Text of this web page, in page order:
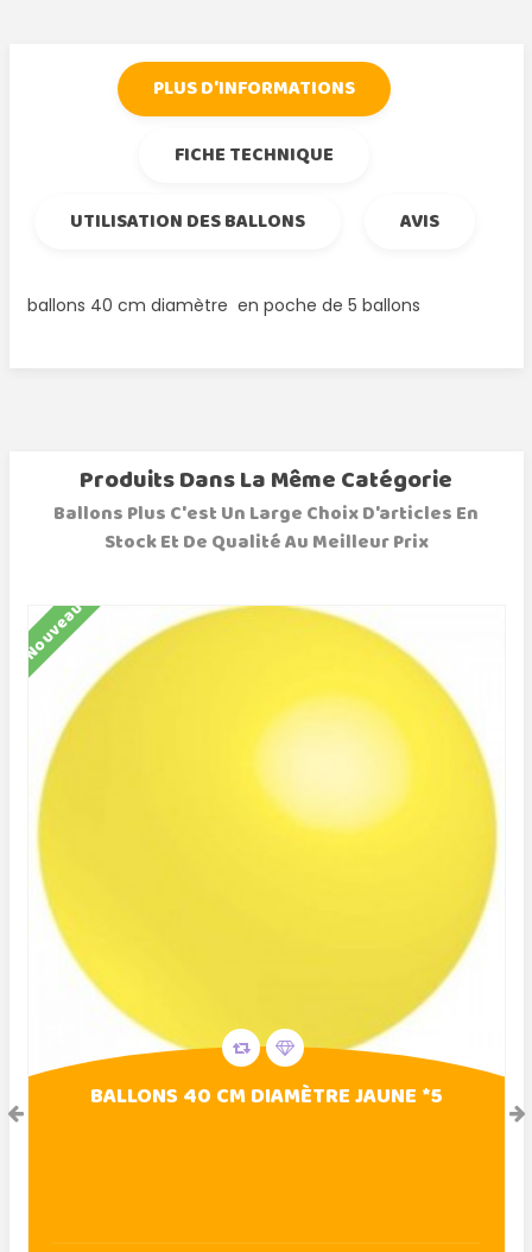
PLUS D'INFORMATIONS
FICHE TECHNIQUE
UTILISATION DES BALLONS
AVIS
ballons 40 cm diamètre en poche de 5 ballons
Produits Dans La Même Catégorie
Ballons Plus C'est Un Large Choix D'articles En
Stock Et De Qualité Au Meilleur Prix
Nouveau
BALLONS 40 CM DIAMÈTRE JAUNE *5